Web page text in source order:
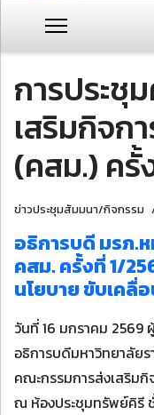
การประชุ
เสริมกิจก
(คสม.) ครั้
ข่าวประชุมสัมมนา/กิจกรรม
อธิการบดี มรภ.
คสม. ครั้งที่ 1/
นโยบาย ขับเค
วันที่ 16 มกราคม 2569
อธิการบดีมหาวิทยาลัย
คณะกรรมการส่งเสริม
ณ ห้องประชุมทรัพย์คิรี